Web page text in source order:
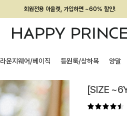
회원전용 아울렛, 가입하면 ~60% 할인!
멤버십 최대 28,000원 혜택
라운지웨어/베이직 등원룩/상하복 양말
[SIZE